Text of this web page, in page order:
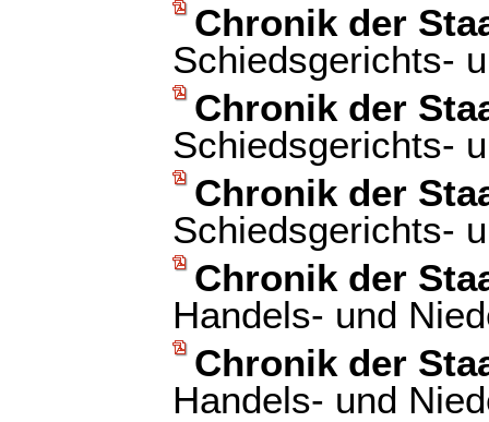
Chronik der
Schiedsgerichts-
Chronik der
Schiedsgerichts-
Chronik der
Schiedsgerichts-
Chronik der
Handels- und
Chronik der
Handels- und